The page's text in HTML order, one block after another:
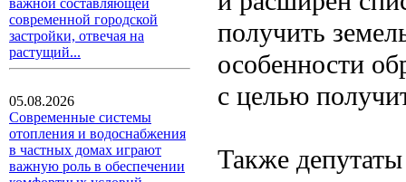
важной составляющей
современной городской
застройки, отвечая на
растущий...
05.08.2026
Современные системы
отопления и водоснабжения
в частных домах играют
важную роль в обеспечении
получить
особенности
с целью
Также